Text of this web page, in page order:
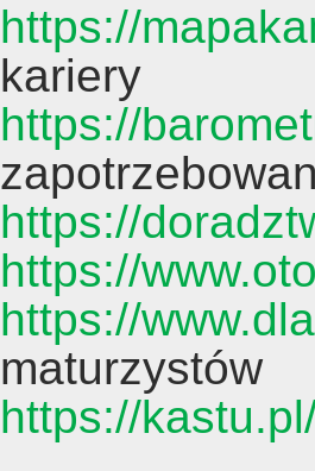
https://
kariery
https://
https://
https://
https://
maturzystów
https://